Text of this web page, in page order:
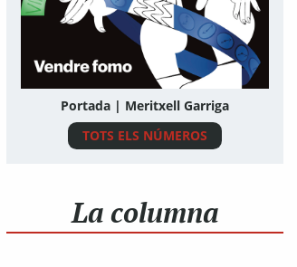
Portada | Meritxell Garriga
TOTS ELS NÚMEROS
La columna